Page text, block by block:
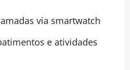
via smartwatch
e atividades